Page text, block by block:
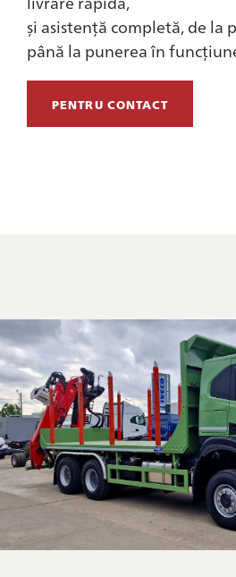
și asistență completă, de la
până la punerea în
PENTRU CONTACT